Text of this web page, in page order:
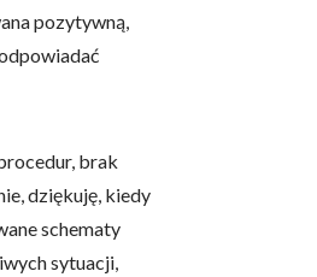
pozytywną,
brak
dziękuję, kiedy
schematy
sytuacji,